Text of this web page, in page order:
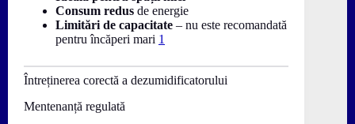
Consum redus de energie
Limitări de capacitate – nu este recomandată
pentru încăperi mari 1
Întreținerea corectă a dezumidificatorului
Mentenanță regulată